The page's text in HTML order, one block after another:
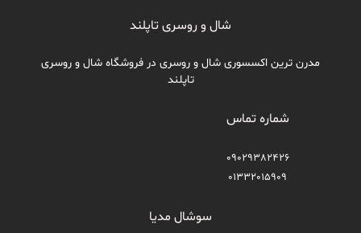
شال و روسری تاپلند
مدرن ترین اکسسوری شال و روسری در فروشگاه شال و روسری
تاپلند
شماره تماس
09029382426
01332015909
سوشال مدیا